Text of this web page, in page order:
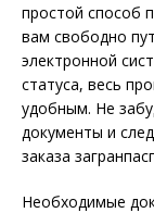
простой способ
вам свободно
электронной
статуса, весь
удобным. Не
документы и
заказа
Необходимые